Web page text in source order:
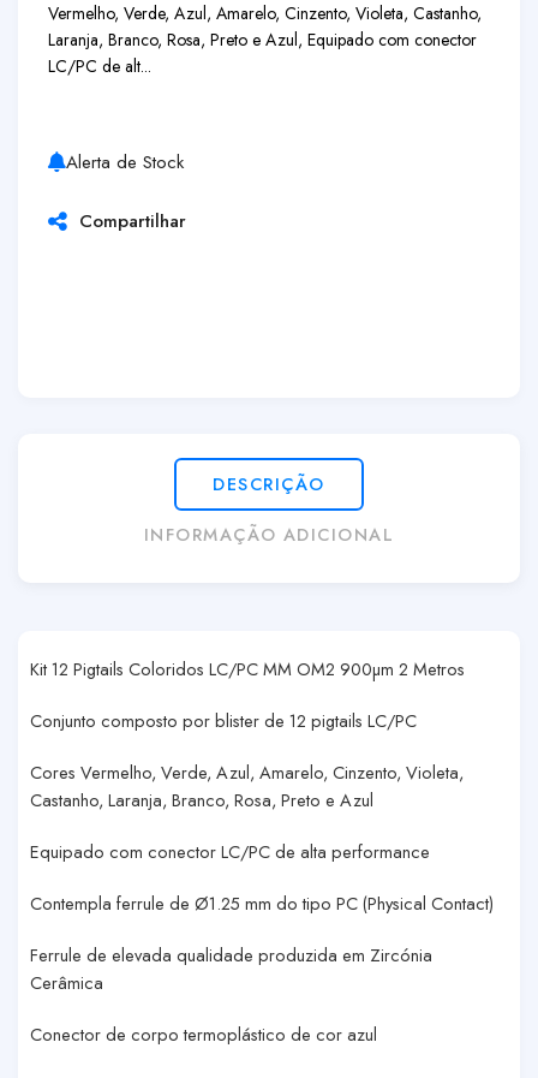
Vermelho, Verde, Azul, Amarelo, Cinzento, Violeta, Castanho,
Laranja, Branco, Rosa, Preto e Azul, Equipado com conector
LC/PC de alt...
Alerta de Stock
Compartilhar
DESCRIÇÃO
INFORMAÇÃO ADICIONAL
Kit 12 Pigtails Coloridos LC/PC MM OM2 900µm 2 Metros
Conjunto composto por blister de 12 pigtails LC/PC
Cores Vermelho, Verde, Azul, Amarelo, Cinzento, Violeta,
Castanho, Laranja, Branco, Rosa, Preto e Azul
Equipado com conector LC/PC de alta performance
Contempla ferrule de Ø1.25 mm do tipo PC (Physical Contact)
Ferrule de elevada qualidade produzida em Zircónia
Cerâmica
Conector de corpo termoplástico de cor azul